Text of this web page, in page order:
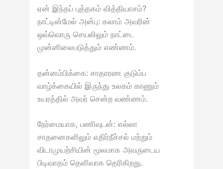
ஏன் இந்தப் புத்தகம் வித்தியாசம்?
நாட்டின்மேல் அன்பு: கலாம் அவரின்
ஒவ்வொரு செயலிலும் நாட்டை
முன்னிலைபடுத்தும் எண்ணம்.
தன்னம்பிக்கை: சாதாரண குடும்ப
வாழ்க்கையில் இருந்து உலகம் காணும்
உயரத்தில் அவர் சென்ற வண்ணம்.
நேர்மையாக, பணிவுடன்: எல்லா
சாதனைகளிலும் எதிர்நீச்சல் மற்றும்
விடாமுயற்சியின் மூலமாக அவருடைய
பிடிவாதம் தெளிவாக தெரிகிறது.